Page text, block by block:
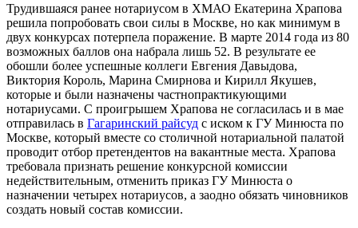
Трудившаяся ранее нотариусом в ХМАО Екатерина Храпова
решила попробовать свои силы в Москве, но как минимум в
двух конкурсах потерпела поражение. В марте 2014 года из 80
возможных баллов она набрала лишь 52. В результате ее
обошли более успешные коллеги Евгения Давыдова,
Виктория Король, Марина Смирнова и Кирилл Якушев,
которые и были назначены частнопрактикующими
нотариусами. С проигрышем Храпова не согласилась и в мае
отправилась в Гагаринский райсуд с иском к ГУ Минюста по
Москве, который вместе со столичной нотариальной палатой
проводит отбор претендентов на вакантные места. Храпова
требовала признать решение конкурсной комиссии
недействительным, отменить приказ ГУ Минюста о
назначении четырех нотариусов, а заодно обязать чиновников
создать новый состав комиссии.